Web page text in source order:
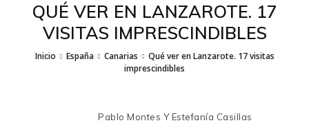
QUÉ VER EN LANZAROTE. 17
VISITAS IMPRESCINDIBLES
Inicio España Canarias
Qué ver en Lanzarote. 17 visitas
imprescindibles
Pablo Montes Y Estefanía Casillas